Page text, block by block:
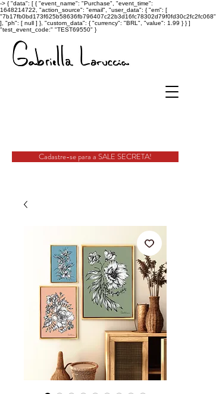
-> { "data": [ { "event_name": "Purchase", "event_time":
1648214722, "action_source": "email", "user_data": { "em": [
"7b17fb0bd173f625b58636fb796407c22b3d16fc78302d79f0fd30c2fc2fc068"
], "ph": [ null ] }, "custom_data": { "currency": "BRL", "value": 1.99 } } ]
"test_event_code:" "TEST69550" }
Cadastre-se para a SALE SECRETA!